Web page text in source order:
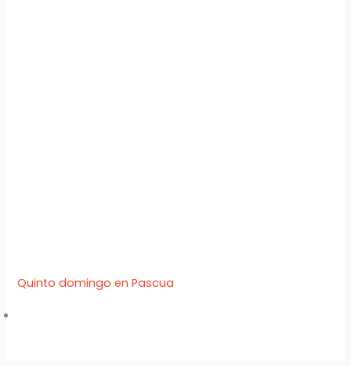
Quinto domingo en Pascua